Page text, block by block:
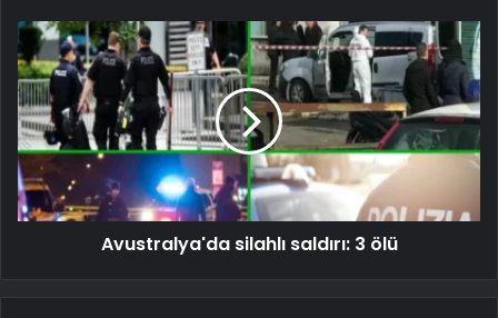
Avustralya'da silahlı saldırı: 3 ölü